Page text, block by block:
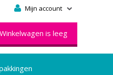
Mijn account
Winkelwagen is leeg